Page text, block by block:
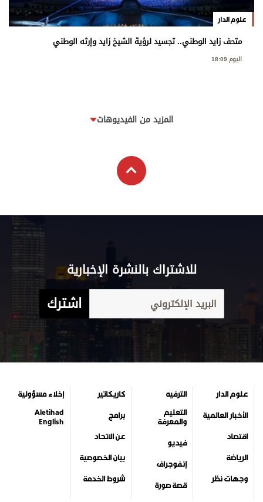
علوم الدار
متحف زايد الوطني.. تجسيد لرؤية الشيخ زايد وإرثه الوطني
اليوم 18:09
المزيد من الفيديوهات
للاشتراك بالنشرة الإخبارية
اشترك
علوم الدار
الأخبار العالمية
اقتصاد
الرياضة
وجهات نظر
الترفيه
التعليم
والمعرفة
فيديو
إنفوجراف
قصة صورة
كاريكاتير
برامج
عن الاتحاد
بيان الخصوصية
شروط الخدمة
إخلاء مسؤولية
Aletihad
English